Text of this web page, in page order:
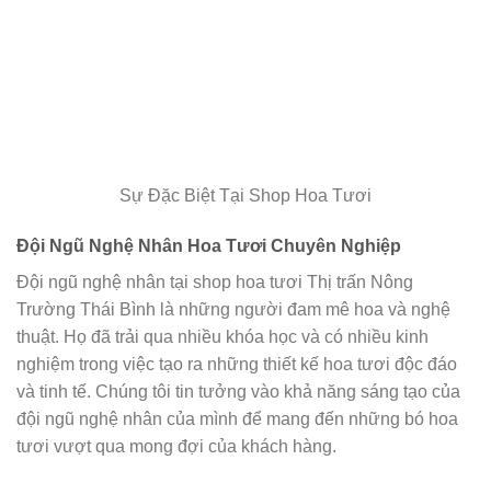
Sự Đặc Biệt Tại Shop Hoa Tươi
Đội Ngũ Nghệ Nhân Hoa Tươi Chuyên Nghiệp
Đội ngũ nghệ nhân tại shop hoa tươi Thị trấn Nông
Trường Thái Bình là những người đam mê hoa và nghệ
thuật. Họ đã trải qua nhiều khóa học và có nhiều kinh
nghiệm trong việc tạo ra những thiết kế hoa tươi độc đáo
và tinh tế. Chúng tôi tin tưởng vào khả năng sáng tạo của
đội ngũ nghệ nhân của mình để mang đến những bó hoa
tươi vượt qua mong đợi của khách hàng.